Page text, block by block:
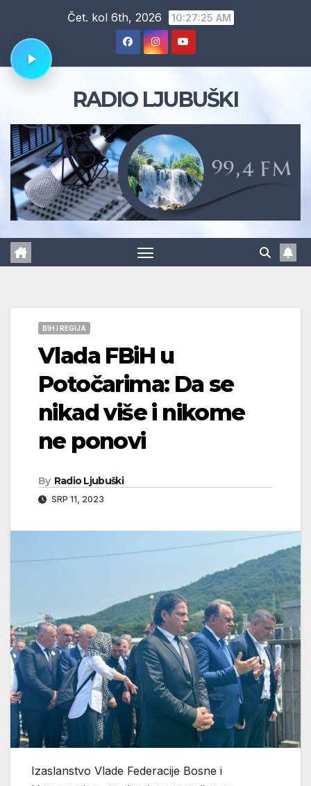
content
Čet. kol 6th, 2026 10:27:26 AM
RADIO LJUBUŠKI
BIH I REGIJA
Vlada FBiH u
Potočarima: Da se
nikad više i nikome
ne ponovi
By Radio Ljubuški
SRP 11, 2023
Izaslanstvo Vlade Federacije Bosne i